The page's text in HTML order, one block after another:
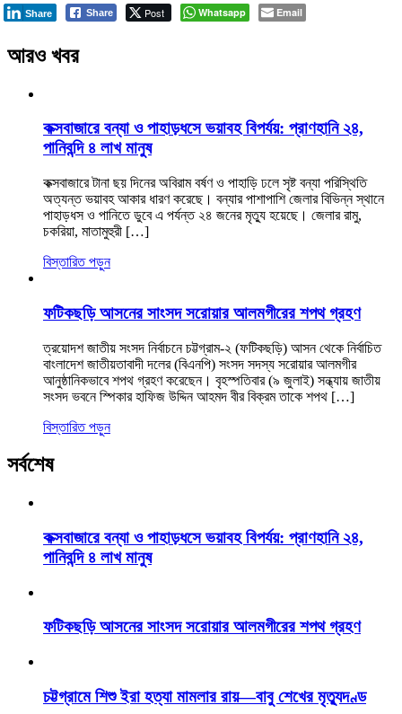
Share Post
Share Whatsapp Email
আরও খবর
কক্সবাজারে বন্যা ও পাহাড়ধসে ভয়াবহ বিপর্যয়: প্রাণহানি ২৪,
পানিবন্দি ৪ লাখ মানুষ
কক্সবাজারে টানা ছয় দিনের অবিরাম বর্ষণ ও পাহাড়ি ঢলে সৃষ্ট বন্যা পরিস্থিতি
অত্যন্ত ভয়াবহ আকার ধারণ করেছে। বন্যার পাশাপাশি জেলার বিভিন্ন স্থানে
পাহাড়ধস ও পানিতে ডুবে এ পর্যন্ত ২৪ জনের মৃত্যু হয়েছে। জেলার রামু,
চকরিয়া, মাতামুহুরী […]
বিস্তারিত পড়ুন
ফটিকছড়ি আসনের সাংসদ সরোয়ার আলমগীরের শপথ গ্রহণ
ত্রয়োদশ জাতীয় সংসদ নির্বাচনে চট্টগ্রাম-২ (ফটিকছড়ি) আসন থেকে নির্বাচিত
বাংলাদেশ জাতীয়তাবাদী দলের (বিএনপি) সংসদ সদস্য সরোয়ার আলমগীর
আনুষ্ঠানিকভাবে শপথ গ্রহণ করেছেন। বৃহস্পতিবার (৯ জুলাই) সন্ধ্যায় জাতীয়
সংসদ ভবনে স্পিকার হাফিজ উদ্দিন আহমদ বীর বিক্রম তাকে শপথ […]
বিস্তারিত পড়ুন
সর্বশেষ
কক্সবাজারে বন্যা ও পাহাড়ধসে ভয়াবহ বিপর্যয়: প্রাণহানি ২৪,
পানিবন্দি ৪ লাখ মানুষ
ফটিকছড়ি আসনের সাংসদ সরোয়ার আলমগীরের শপথ গ্রহণ
চট্টগ্রামে শিশু ইরা হত্যা মামলার রায়—বাবু শেখের মৃত্যুদণ্ড